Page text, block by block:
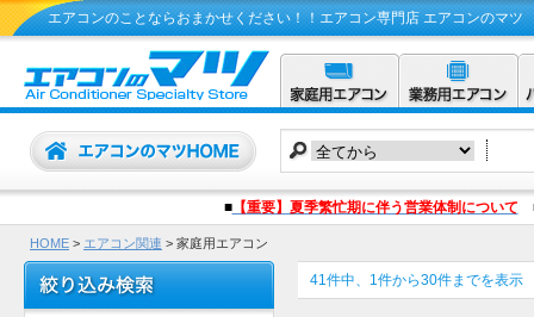
エアコンのことならおまかせください！！エアコン専門店 エアコンのマツ
■【重要】夏季繁忙期に伴う営業体制について
HOME > エアコン関連 > 家庭用エアコン
41件中、1件から30件までを表示